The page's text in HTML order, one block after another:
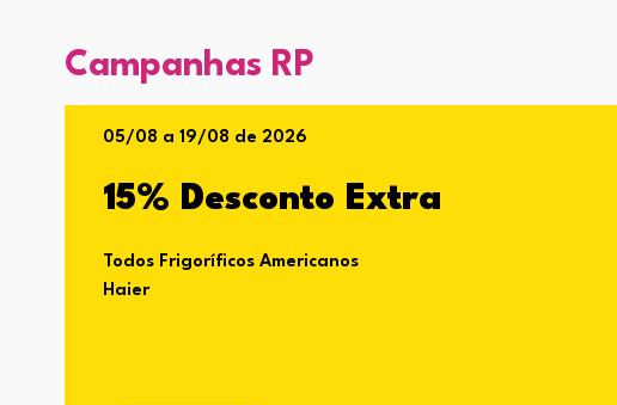
Campanhas RP
05/08 a 19/08 de 2026
15% Desconto Extra
Todos Frigoríficos Americanos
Haier